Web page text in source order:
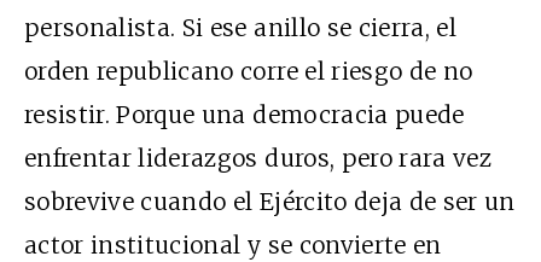
personalista. Si ese anillo se cierra, el
orden republicano corre el riesgo de no
resistir. Porque una democracia puede
enfrentar liderazgos duros, pero rara vez
sobrevive cuando el Ejército deja de ser un
actor institucional y se convierte en